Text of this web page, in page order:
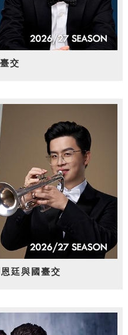
交
廷與國臺交